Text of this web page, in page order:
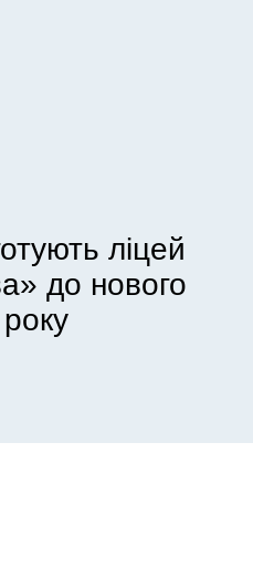
ліцей
до нового